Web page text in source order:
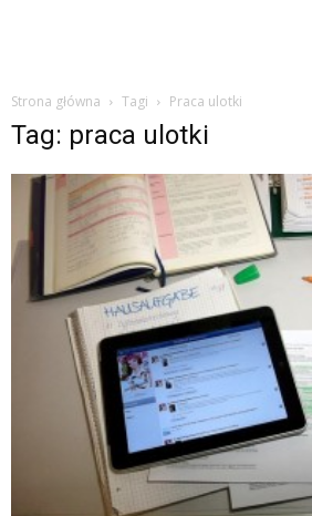
Strona główna Tagi Praca ulotki
Tag: praca ulotki